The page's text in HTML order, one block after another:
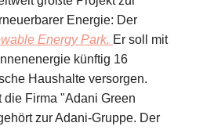
Energie: Der
Energy Park. Er soll mit
künftig 16
Haushalte versorgen.
die Firma "Adani Green
zur Adani-Gruppe. Der